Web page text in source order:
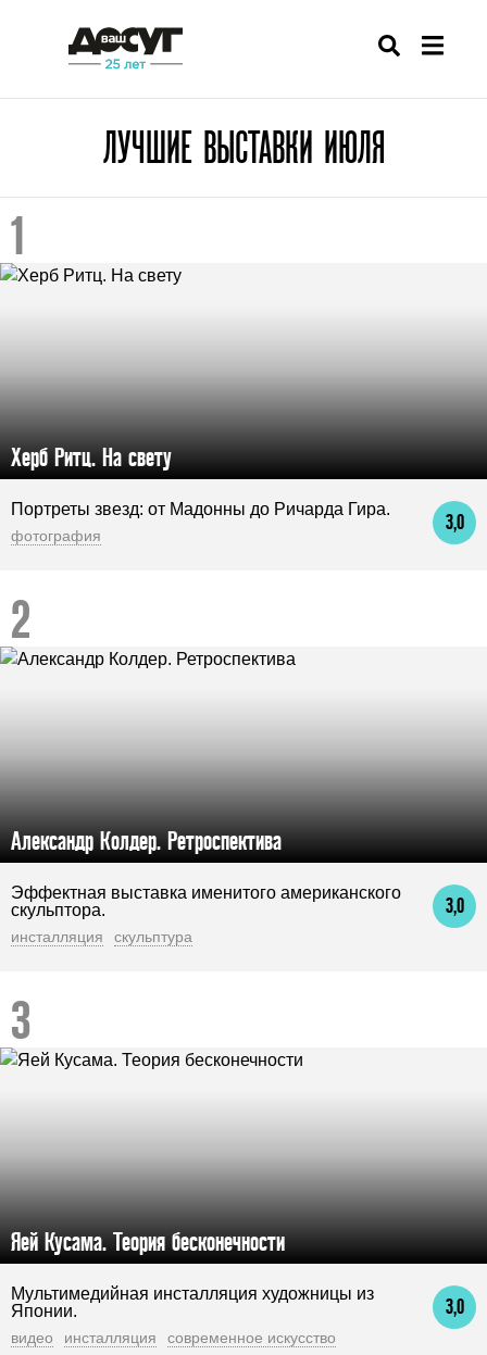
ЛУЧШИЕ ВЫСТАВКИ ИЮЛЯ
Херб Ритц. На свету
3,0
Портреты звезд: от Мадонны до Ричарда Гира.
фотография
Александр Колдер. Ретроспектива
3,0
Эффектная выставка именитого американского
скульптора.
инсталляция скульптура
Яей Кусама. Теория бесконечности
3,0
Мультимедийная инсталляция художницы из
Японии.
видео инсталляция современное искусство